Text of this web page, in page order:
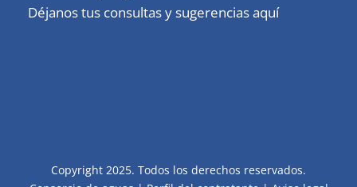
Déjanos tus consultas y sugerencias aquí
Copyright 2025. Todos los derechos reservados.